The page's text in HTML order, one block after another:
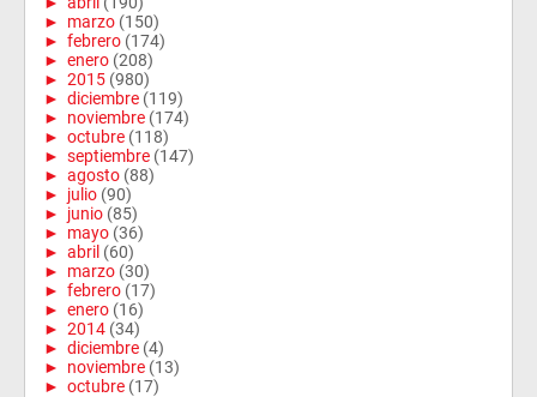
► marzo (150)
► febrero (174)
► enero (208)
► 2015 (980)
► diciembre (119)
► noviembre (174)
► octubre (118)
► septiembre (147)
► agosto (88)
► julio (90)
► junio (85)
► mayo (36)
► abril (60)
► marzo (30)
► febrero (17)
► enero (16)
► 2014 (34)
► diciembre (4)
► noviembre (13)
► octubre (17)